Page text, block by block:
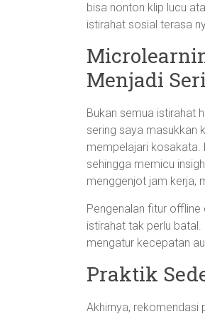
bisa nonton klip lucu
istirahat sosial terasa
Menjadi
Bukan semua istirahat
sering saya masukkan
mempelajari kosakata.
sehingga memicu
menggenjot jam kerja,
Pengenalan fitur
istirahat tak perlu
mengatur kecepatan
Praktik
Akhirnya, rekomendasi